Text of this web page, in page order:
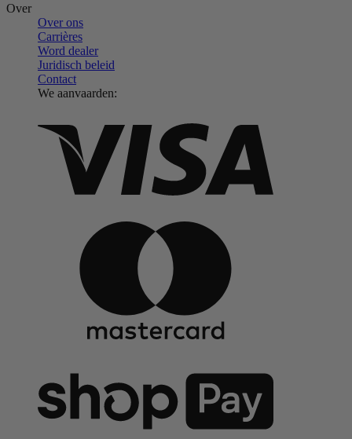
Over
Over ons
Carrières
Word dealer
Juridisch beleid
Contact
We aanvaarden: